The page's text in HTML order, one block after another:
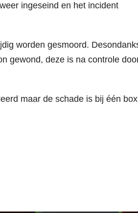
ingeseind en het incident
worden gesmoord.
gewond, deze is na controle
maar de schade is bij één box